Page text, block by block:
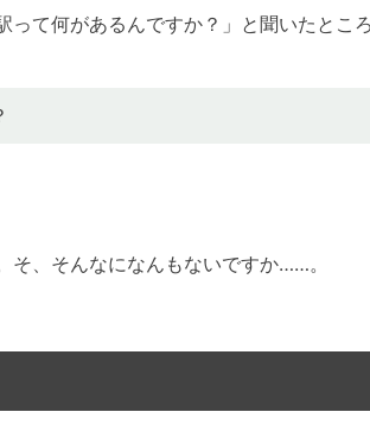
て何があるんですか？」と聞いたところ
そ、そんなになんもないですか……。